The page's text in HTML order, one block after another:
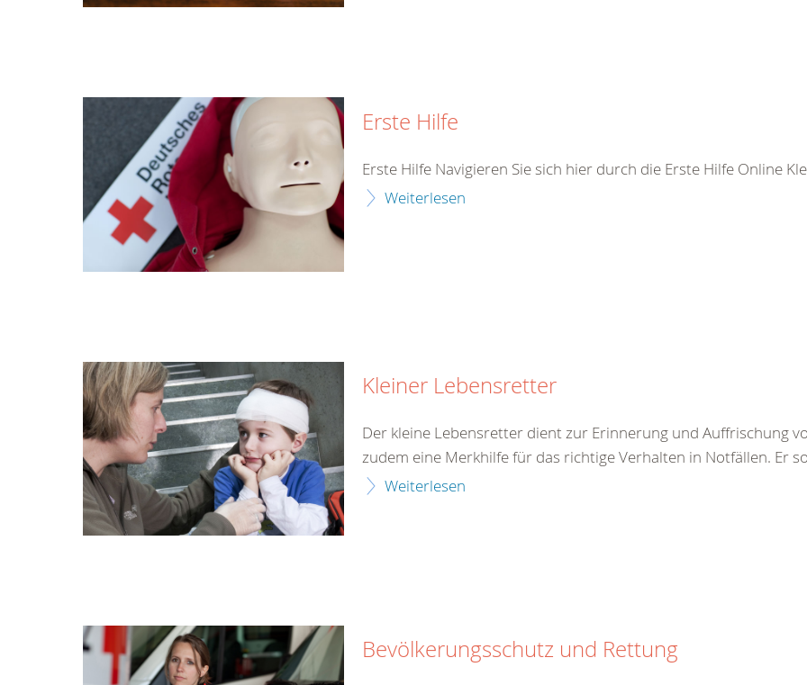
Erste Hilfe
Erste Hilfe Navigieren Sie sich hier durch die Erste Hilfe Online
Weiterlesen
Kleiner Lebensretter
Der kleine Lebensretter dient zur Erinnerung und Auffrischung
zudem eine Merkhilfe für das richtige Verhalten in Notfällen. Er
Weiterlesen
Bevölkerungsschutz und Rettung